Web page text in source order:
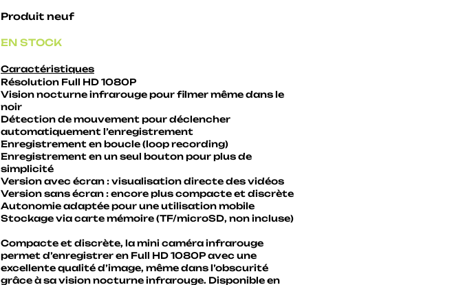
Produit neuf
EN STOCK
Caractéristiques
Résolution Full HD 1080P
Vision nocturne infrarouge pour filmer même dans le
noir
Détection de mouvement pour déclencher
automatiquement l’enregistrement
Enregistrement en boucle (loop recording)
Enregistrement en un seul bouton pour plus de
simplicité
Version avec écran : visualisation directe des vidéos
Version sans écran : encore plus compacte et discrète
Autonomie adaptée pour une utilisation mobile
Stockage via carte mémoire (TF/microSD, non incluse)
Compacte et discrète, la mini caméra infrarouge
permet d’enregistrer en Full HD 1080P avec une
excellente qualité d’image, même dans l’obscurité
grâce à sa vision nocturne infrarouge. Disponible en